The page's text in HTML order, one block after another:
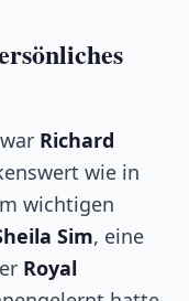
Richard
wie in
wichtigen
Sim, eine
Royal